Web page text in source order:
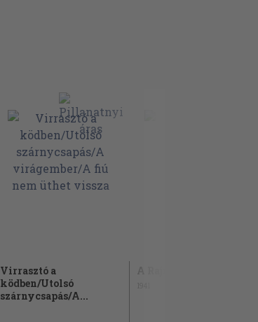
Virrasztó a
ködben/Utolsó
szárnycsapás/A...
A Rajna ködbevész